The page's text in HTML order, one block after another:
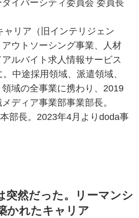
イバーシティ委員会 委員長
ャリア（旧インテリジェン
ウトソーシング事業、人材
ルバイト求人情報サービス
。中途採用領域、派遣領域、
域の全事業に携わり、2019
ディア事業部事業部長。
部長。2023年4月よりdoda事
突然だった。リーマンシ
かれたキャリア